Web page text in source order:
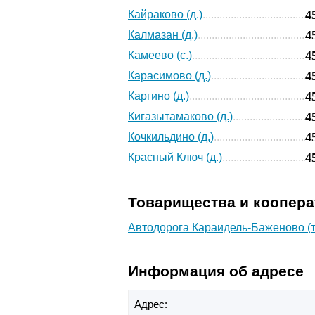
Кайраково (д.)
Калмазан (д.)
Камеево (с.)
Карасимово (д.)
Каргино (д.)
Кигазытамаково (д.)
Кочкильдино (д.)
Красный Ключ (д.)
Товарищества и
Автодорога Караидель-Баженово
Информация об адресе
Адрес: